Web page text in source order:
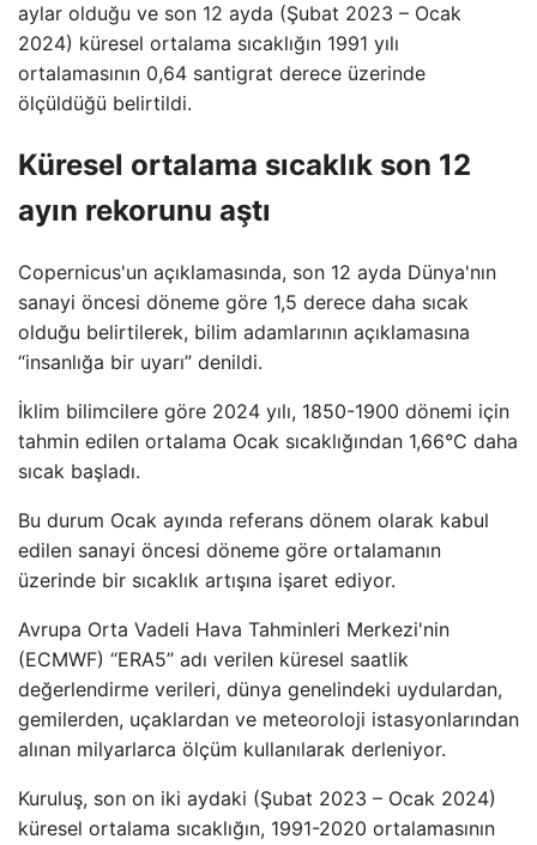
aylar olduğu ve son 12 ayda (Şubat 2023 – Ocak
2024) küresel ortalama sıcaklığın 1991 yılı
ortalamasının 0,64 santigrat derece üzerinde
ölçüldüğü belirtildi.
Küresel ortalama sıcaklık son 12
ayın rekorunu aştı
Copernicus'un açıklamasında, son 12 ayda Dünya'nın
sanayi öncesi döneme göre 1,5 derece daha sıcak
olduğu belirtilerek, bilim adamlarının açıklamasına
“insanlığa bir uyarı” denildi.
İklim bilimcilere göre 2024 yılı, 1850-1900 dönemi için
tahmin edilen ortalama Ocak sıcaklığından 1,66°C daha
sıcak başladı.
Bu durum Ocak ayında referans dönem olarak kabul
edilen sanayi öncesi döneme göre ortalamanın
üzerinde bir sıcaklık artışına işaret ediyor.
Avrupa Orta Vadeli Hava Tahminleri Merkezi'nin
(ECMWF) “ERA5” adı verilen küresel saatlik
değerlendirme verileri, dünya genelindeki uydulardan,
gemilerden, uçaklardan ve meteoroloji istasyonlarından
alınan milyarlarca ölçüm kullanılarak derleniyor.
Kuruluş, son on iki aydaki (Şubat 2023 – Ocak 2024)
küresel ortalama sıcaklığın, 1991-2020 ortalamasının